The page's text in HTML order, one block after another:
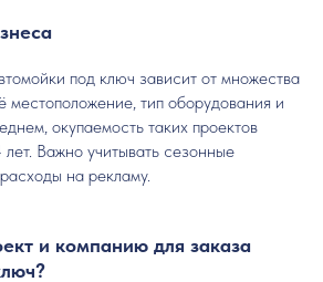
под ключ зависит от множества
местоположение, тип оборудования и
окупаемость таких проектов
Важно учитывать сезонные
на рекламу.
и компанию для заказа